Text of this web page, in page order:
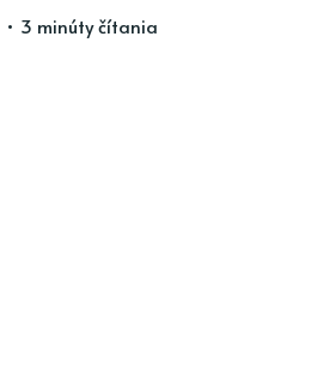
• 3 minúty čítania